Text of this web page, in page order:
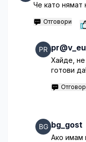
Че като нямат
Отговори
pr@v_eu
Хайде, не
готови
bg_gost
Ако имам